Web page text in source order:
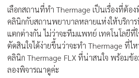
เลือกสถานที่ทำ Thermage เป็นเรื่องที่ต้อ
คลินิกกับสถานพยาบาลหลายแห่งให้บริกา
แตกต่างกัน ไม่ว่าจะทีมแพทย์ เทคโนโลยีที่
ตัดสินใจได้ง่ายขึ้นว่าจะทำ Thermage ที่ไห
คลินิก Thermage FLX ที่น่าสนใจ พร้อมข้
ลองพิจารณาดูค่ะ